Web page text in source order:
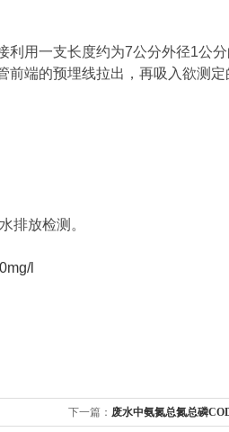
利用一支长度约为7公分外径1公
前端的预埋线拉出，再吸入欲测
排放检测。
l
下一篇： 废水中氨氮总氮总磷